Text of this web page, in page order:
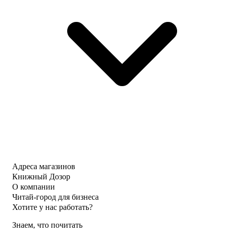
Адреса магазинов
Книжный Дозор
О компании
Читай-город для бизнеса
Хотите у нас работать?
Знаем, что почитать